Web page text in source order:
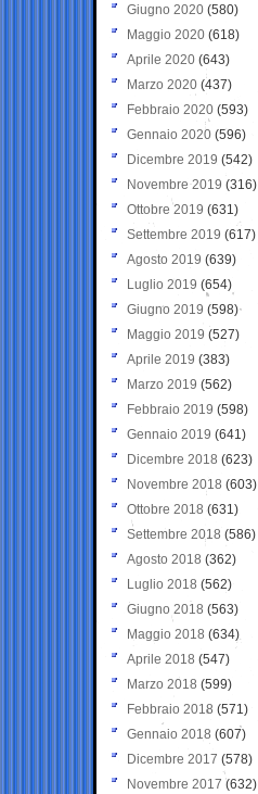
Giugno 2020 (580)
Maggio 2020 (618)
Aprile 2020 (643)
Marzo 2020 (437)
Febbraio 2020 (593)
Gennaio 2020 (596)
Dicembre 2019 (542)
Novembre 2019 (316)
Ottobre 2019 (631)
Settembre 2019 (617)
Agosto 2019 (639)
Luglio 2019 (654)
Giugno 2019 (598)
Maggio 2019 (527)
Aprile 2019 (383)
Marzo 2019 (562)
Febbraio 2019 (598)
Gennaio 2019 (641)
Dicembre 2018 (623)
Novembre 2018 (603)
Ottobre 2018 (631)
Settembre 2018 (586)
Agosto 2018 (362)
Luglio 2018 (562)
Giugno 2018 (563)
Maggio 2018 (634)
Aprile 2018 (547)
Marzo 2018 (599)
Febbraio 2018 (571)
Gennaio 2018 (607)
Dicembre 2017 (578)
Novembre 2017 (632)